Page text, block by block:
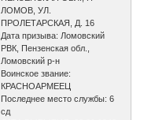
ЛОМОВ, УЛ.
ПРОЛЕТАРСКАЯ, Д. 16
Дата призыва: Ломовский
РВК, Пензенская обл.,
Ломовский р-н
Воинское звание:
КРАСНОАРМЕЕЦ
Последнее место службы: 6
сд